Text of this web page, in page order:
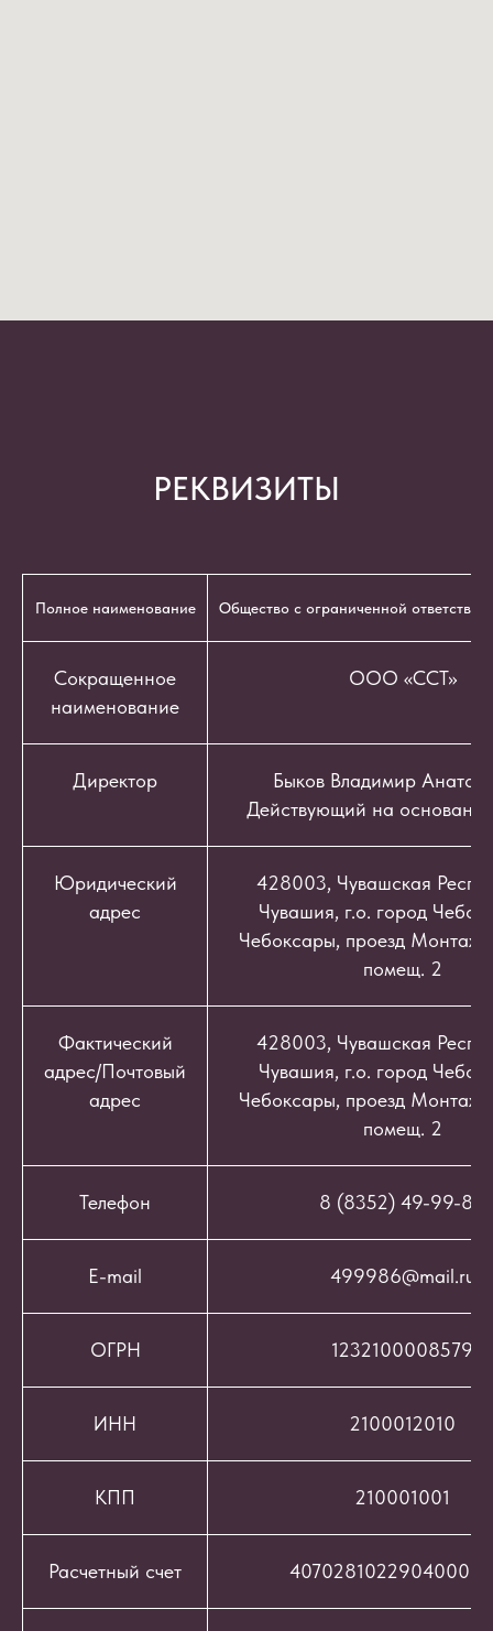
РЕКВИЗИТЫ
Полное наименование Общество с ограниченной
Сокращенное
наименование
ООО «ССТ»
Директор
Быков Владимир
Действующий на
Юридический
адрес
428003, Чувашская
Чувашия, г.о. город
Чебоксары, проезд
помещ. 2
Фактический
адрес/Почтовый
адрес
428003, Чувашская
Чувашия, г.о. город
Чебоксары, проезд
помещ. 2
Телефон 8 (8352) 49-99-86
E-mail 499986@mail.ru
ОГРН 1232100008579
ИНН 2100012010
КПП 210001001
Расчетный счет